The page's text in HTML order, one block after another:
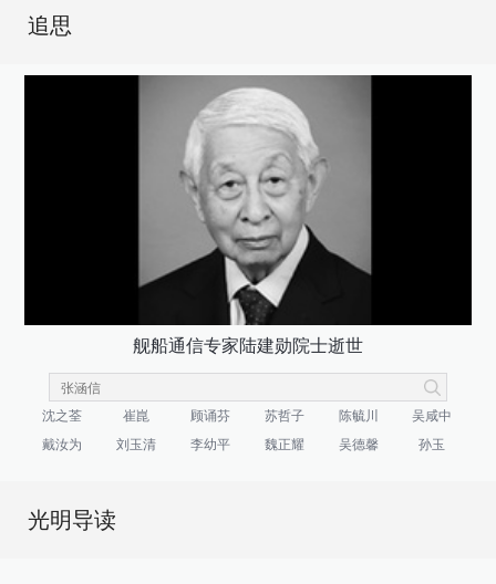
追思
舰船通信专家陆建勋院士逝世
沈之荃 崔崑 顾诵芬 苏哲子 陈毓川
吴咸中
戴汝为
刘玉清 李幼平 魏正耀 吴德馨 孙玉
光明导读